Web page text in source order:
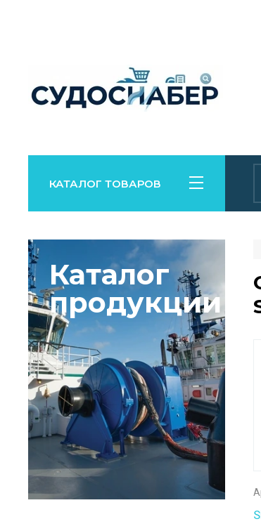
КАТАЛОГ ТОВАРОВ
Каталог
продукции